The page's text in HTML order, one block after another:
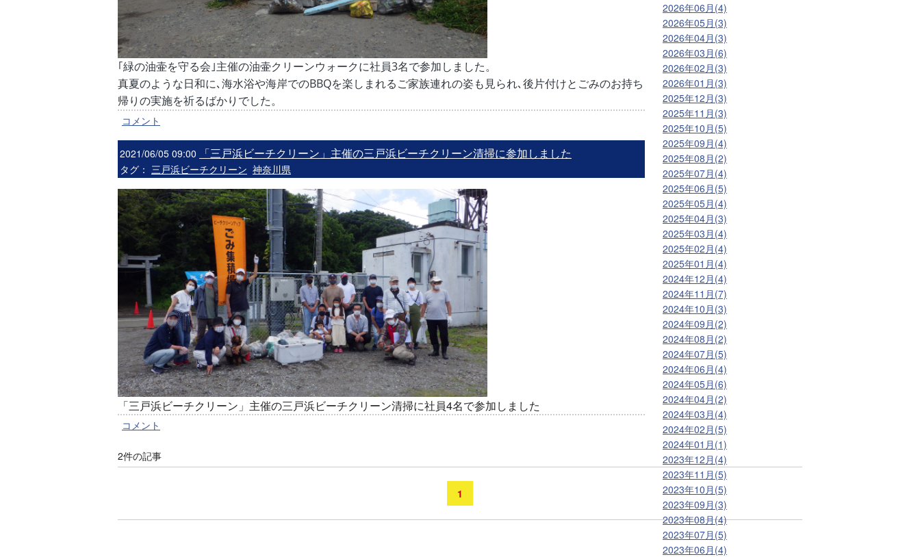
｢緑の油壷を守る会｣主催の油壷クリーンウォークに社員3名で参加しました。
真夏のような日和に､海水浴や海岸でのBBQを楽しまれるご家族連れの姿も見られ､後片付けとごみのお持ち
帰りの実施を祈るばかりでした。
コメント
2021/06/05 09:00 「三戸浜ビーチクリーン」主催の三戸浜ビーチクリーン清掃に参加しました
タグ： 三戸浜ビーチクリーン 神奈川県
「三戸浜ビーチクリーン」主催の三戸浜ビーチクリーン清掃に社員4名で参加しました
コメント
2件の記事
1
2026年06月(4)
2026年05月(3)
2026年04月(3)
2026年03月(6)
2026年02月(3)
2026年01月(3)
2025年12月(3)
2025年11月(3)
2025年10月(5)
2025年09月(4)
2025年08月(2)
2025年07月(4)
2025年06月(5)
2025年05月(4)
2025年04月(3)
2025年03月(4)
2025年02月(4)
2025年01月(4)
2024年12月(4)
2024年11月(7)
2024年10月(3)
2024年09月(2)
2024年08月(2)
2024年07月(5)
2024年06月(4)
2024年05月(6)
2024年04月(2)
2024年03月(4)
2024年02月(5)
2024年01月(1)
2023年12月(4)
2023年11月(5)
2023年10月(5)
2023年09月(3)
2023年08月(4)
2023年07月(5)
2023年06月(4)